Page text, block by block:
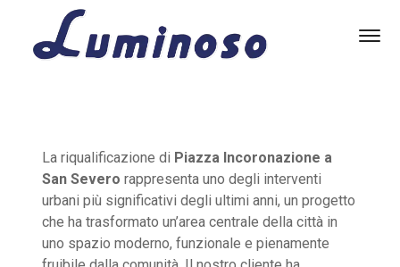
La riqualificazione di Piazza Incoronazione a
San Severo rappresenta uno degli interventi
urbani più significativi degli ultimi anni, un progetto
che ha trasformato un’area centrale della città in
uno spazio moderno, funzionale e pienamente